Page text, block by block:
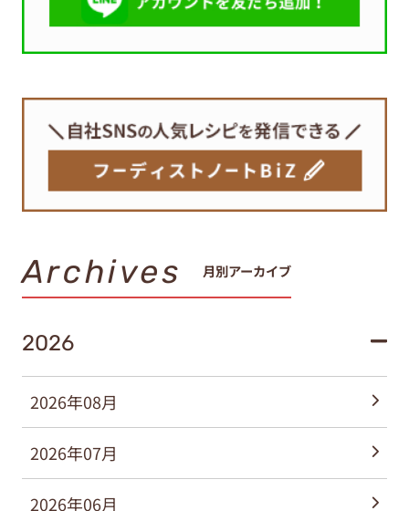
Archives 月別アーカイブ
2026
2026年08月
2026年07月
2026年06月